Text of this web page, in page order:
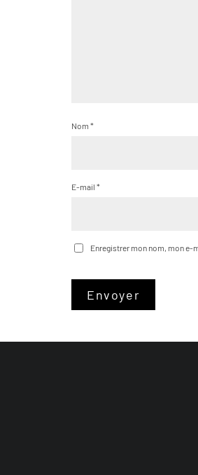
Nom *
E-mail *
Enregistrer mon nom, mon e-